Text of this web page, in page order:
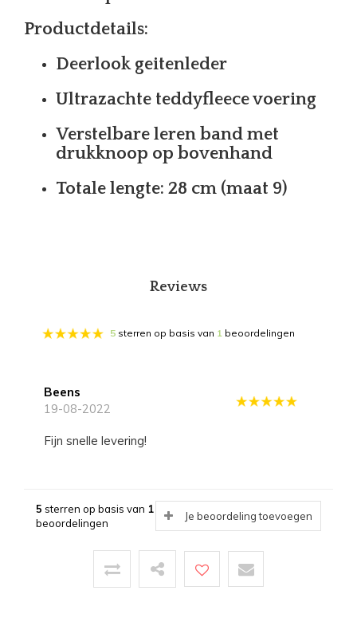
Productdetails:
Deerlook geitenleder
Ultrazachte teddyfleece voering
Verstelbare leren band met
drukknoop op bovenhand
Totale lengte: 28 cm (maat 9)
Reviews
5 sterren op basis van 1 beoordelingen
Beens
19-08-2022
Fijn snelle levering!
5 sterren op basis van 1
beoordelingen
Je beoordeling toevoegen